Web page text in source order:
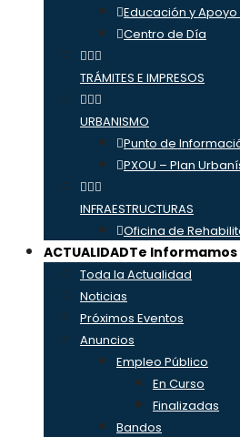
Educación y Apoyo
Centro de Día
TRÁMITES E IMPRESOS
URBANISMO
Punto de
PXOU – Plan
INFRAESTRUCTURAS
Oficina de
ACTUALIDADTe Informamos
Toda la Actualidad
Noticias
Próximos Eventos
Anuncios
Empleo Público
En Curso
Finalizadas
Bandos